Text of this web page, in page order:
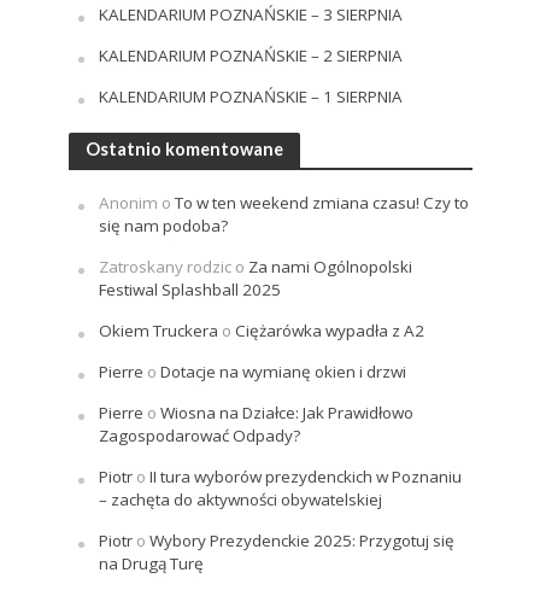
KALENDARIUM POZNAŃSKIE – 3 SIERPNIA
KALENDARIUM POZNAŃSKIE – 2 SIERPNIA
KALENDARIUM POZNAŃSKIE – 1 SIERPNIA
Ostatnio komentowane
Anonim oTo w ten weekend zmiana czasu! Czy to
się nam podoba?
Zatroskany rodzico Za nami Ogólnopolski
Festiwal Splashball 2025
Okiem Truckera o Ciężarówka wypadła z A2
Pierre o Dotacje na wymianę okien i drzwi
Pierre o Wiosna na Działce: Jak Prawidłowo
Zagospodarować Odpady?
Piotro II tura wyborów prezydenckich w Poznaniu
– zachęta do aktywności obywatelskiej
Piotro Wybory Prezydenckie 2025: Przygotuj się
na Drugą Turę